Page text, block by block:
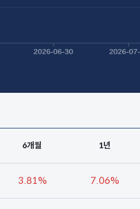
6개월 1년
3.81% 7.06%